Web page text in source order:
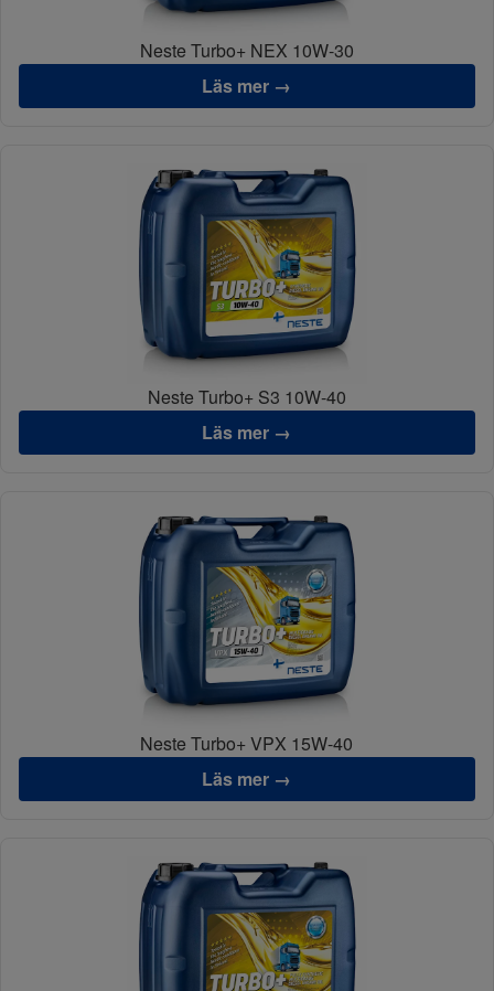
Neste Turbo+ NEX 10W-30
Läs mer →
Neste Turbo+ S3 10W-40
Läs mer →
Neste Turbo+ VPX 15W-40
Läs mer →